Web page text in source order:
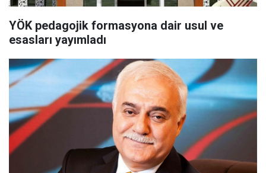
YÖK pedagojik formasyona dair usul ve
esasları yayımladı